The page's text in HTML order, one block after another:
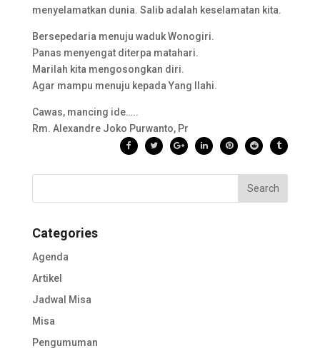
menyelamatkan dunia. Salib adalah keselamatan kita.
Bersepedaria menuju waduk Wonogiri.
Panas menyengat diterpa matahari.
Marilah kita mengosongkan diri.
Agar mampu menuju kepada Yang Ilahi.
Cawas, mancing ide…..
Rm. Alexandre Joko Purwanto, Pr
Categories
Agenda
Artikel
Jadwal Misa
Misa
Pengumuman